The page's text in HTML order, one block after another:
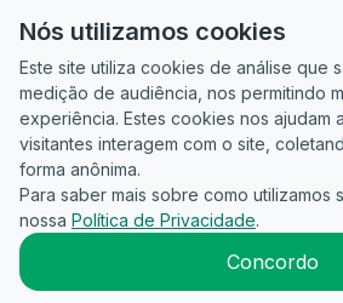
Guia do
Candidato
Para
empresas
Política
Privacidade
2026CandidataAI
Nós utilizamos cookies
Este site utiliza cookies de análise que
medição de audiência, nos permitindo
experiência. Estes cookies nos ajudam
visitantes interagem com o site,
forma anônima.
Para saber mais sobre como utilizamos
nossa Política de Privacidade.
Concordo